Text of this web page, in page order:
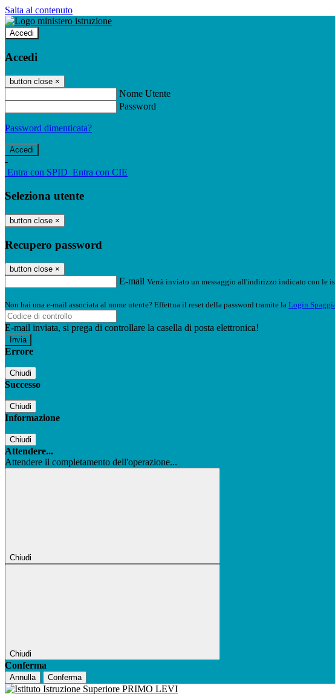
Salta al contenuto
Accedi
Accedi
button close ×
Nome Utente
Password
Password dimenticata?
-
Entra con SPID Entra con CIE
Seleziona utente
button close ×
Recupero password
button close ×
E-mail Verrà inviato un messaggio all'indirizzo indicato con le
Non hai una e-mail associata al nome utente? Effettua il reset della password tramite la Login
E-mail inviata, si prega di controllare la casella di posta elettronica!
Errore
Chiudi
Successo
Chiudi
Informazione
Chiudi
Attendere...
Attendere il completamento dell'operazione...
Chiudi
Chiudi
Conferma
Annulla Conferma